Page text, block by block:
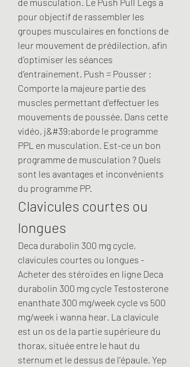
pour objectif de rassembler les
groupes musculaires en fonctions de
leur mouvement de prédilection, afin
d’optimiser les séances
d’entrainement. Push = Pousser :
Comporte la majeure partie des
muscles permettant d’effectuer les
mouvements de poussée. Dans cette
vidéo, j&#39;aborde le programme
PPL en musculation. Est-ce un bon
programme de musculation ? Quels
sont les avantages et inconvénients
du programme PP.
Clavicules courtes ou
longues
Deca durabolin 300 mg cycle,
clavicules courtes ou longues -
Acheter des stéroïdes en ligne Deca
durabolin 300 mg cycle Testosterone
enanthate 300 mg/week cycle vs 500
mg/week i wanna hear. La clavicule
est un os de la partie supérieure du
thorax, située entre le haut du
sternum et le dessus de l’épaule. Yep